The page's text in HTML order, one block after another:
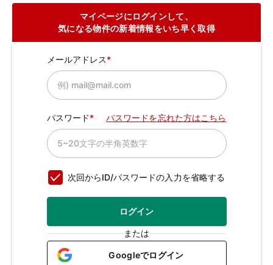
マイページにログインして、
気になる物件の新着情報をいち早く取得
メールアドレス
パスワード パスワードを忘れた方はこちら
次回からID/パスワードの入力を省略する
ログイン
または
Googleでログイン